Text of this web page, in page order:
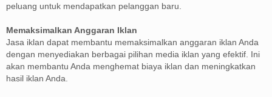
peluang untuk mendapatkan pelanggan baru.
Memaksimalkan Anggaran Iklan
Jasa iklan dapat membantu memaksimalkan anggaran iklan Anda
dengan menyediakan berbagai pilihan media iklan yang efektif. Ini
akan membantu Anda menghemat biaya iklan dan meningkatkan
hasil iklan Anda.